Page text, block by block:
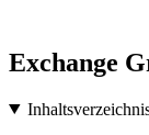
Exchange